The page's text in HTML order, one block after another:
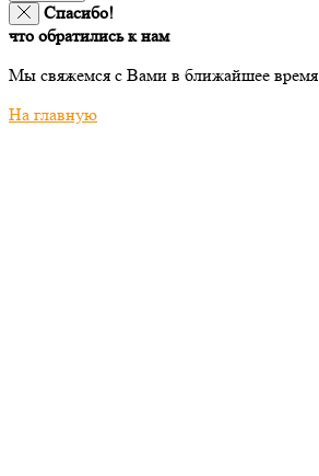
Спасибо!
что обратились к нам
Мы свяжемся с Вами в ближайшее время
На главную